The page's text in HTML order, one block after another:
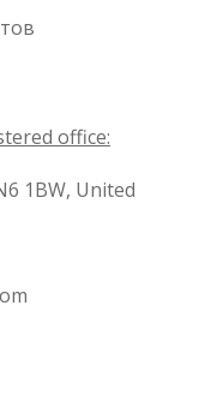
office:
1BW, United